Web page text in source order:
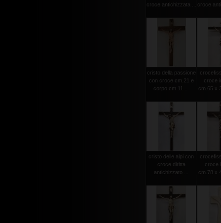
croce antichizzata ...
croce
cristo della passione
con croce cm.21 e
corpo cm.11 ...
croce
cm.65 x
cristo delle alpi con
croce diritta
antichizzato ...
croce
cm.78 x